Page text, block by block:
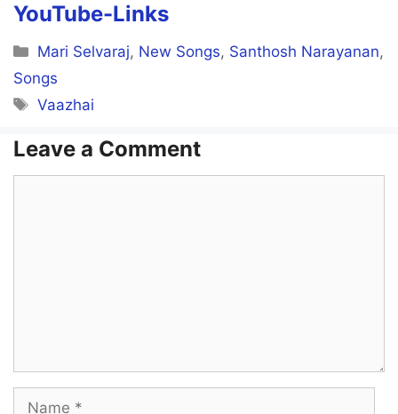
YouTube-Links
Categories
Mari Selvaraj, New Songs, Santhosh Narayanan,
Songs
Tags
Vaazhai
Leave a Comment
Name